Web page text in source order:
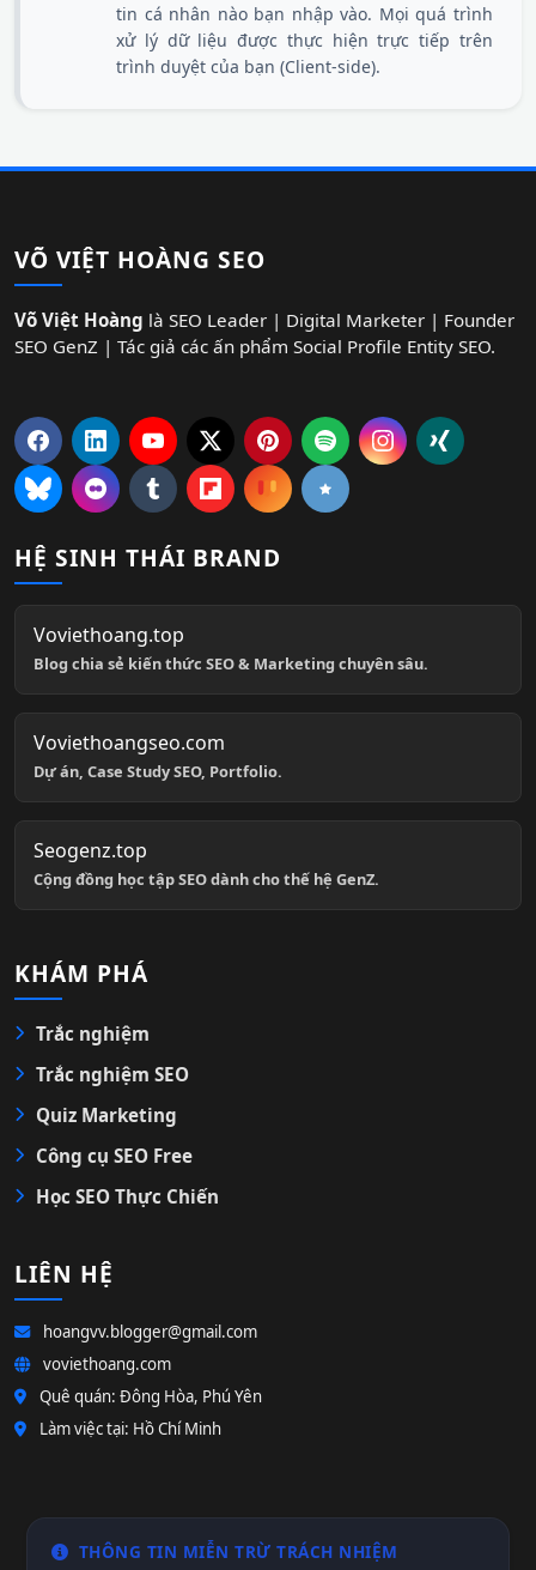
tin cá nhân nào bạn nhập vào. Mọi quá trình
xử lý dữ liệu được thực hiện trực tiếp trên
trình duyệt của bạn (Client-side).
VÕ VIỆT HOÀNG SEO
Võ Việt Hoàng là SEO Leader | Digital Marketer | Founder
SEO GenZ | Tác giả các ấn phẩm Social Profile Entity SEO.
HỆ SINH THÁI BRAND
Voviethoang.top
Blog chia sẻ kiến thức SEO & Marketing chuyên sâu.
Voviethoangseo.com
Dự án, Case Study SEO, Portfolio.
Seogenz.top
Cộng đồng học tập SEO dành cho thế hệ GenZ.
KHÁM PHÁ
Trắc nghiệm
Trắc nghiệm SEO
Quiz Marketing
Công cụ SEO Free
Học SEO Thực Chiến
LIÊN HỆ
hoangvv.blogger@gmail.com
voviethoang.com
Quê quán: Đông Hòa, Phú Yên
Làm việc tại: Hồ Chí Minh
THÔNG TIN MIỄN TRỪ TRÁCH NHIỆM